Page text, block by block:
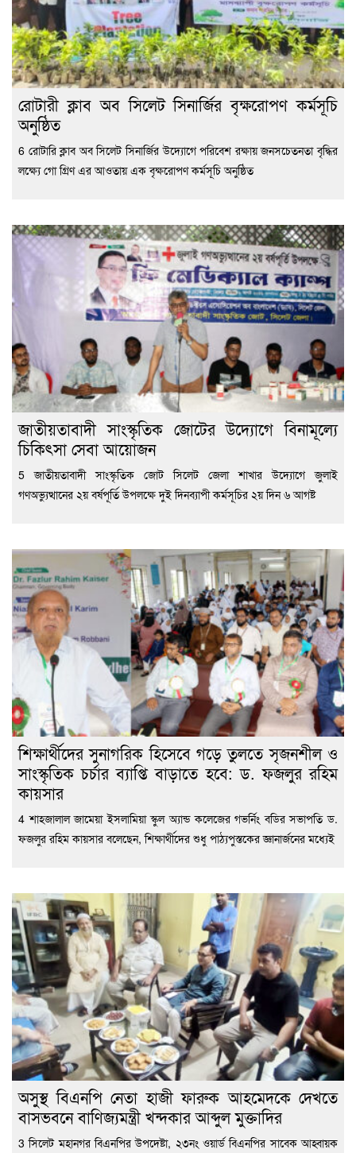
রোটারী ক্লাব অব সিলেট সিনার্জির বৃক্ষরোপণ কর্মসূচি
অনুষ্ঠিত
6 রোটারি ক্লাব অব সিলেট সিনার্জির উদ্যোগে পরিবেশ রক্ষায় জনসচেতনতা বৃদ্ধির
লক্ষ্যে গো গ্রিণ এর আওতায় এক বৃক্ষরোপণ কর্মসূচি অনুষ্ঠিত
জাতীয়তাবাদী সাংস্কৃতিক জোটের উদ্যোগে বিনামূল্যে
চিকিৎসা সেবা আয়োজন
5 জাতীয়তাবাদী সাংস্কৃতিক জোট সিলেট জেলা শাখার উদ্যোগে জুলাই
গণঅভ্যুত্থানের ২য় বর্ষপূর্তি উপলক্ষে দুই দিনব্যাপী কর্মসূচির ২য় দিন ৬ আগষ্ট
শিক্ষার্থীদের সুনাগরিক হিসেবে গড়ে তুলতে সৃজনশীল ও
সাংস্কৃতিক চর্চার ব্যাপ্তি বাড়াতে হবে: ড. ফজলুর রহিম
কায়সার
4 শাহজালাল জামেয়া ইসলামিয়া স্কুল অ্যান্ড কলেজের গভর্নিং বডির সভাপতি ড.
ফজলুর রহিম কায়সার বলেছেন, শিক্ষার্থীদের শুধু পাঠ্যপুস্তকের জ্ঞানার্জনের মধ্যেই
অসুস্থ বিএনপি নেতা হাজী ফারুক আহমেদকে দেখতে
বাসভবনে বাণিজ্যমন্ত্রী খন্দকার আব্দুল মুক্তাদির
3 সিলেট মহানগর বিএনপির উপদেষ্টা, ২৩নং ওয়ার্ড বিএনপির সাবেক আহ্বায়ক